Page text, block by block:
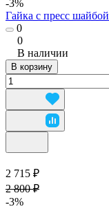
-3%
Гайка с пресс
0
0
В наличии
В корзину
2 715 ₽
2 800 ₽
-3%